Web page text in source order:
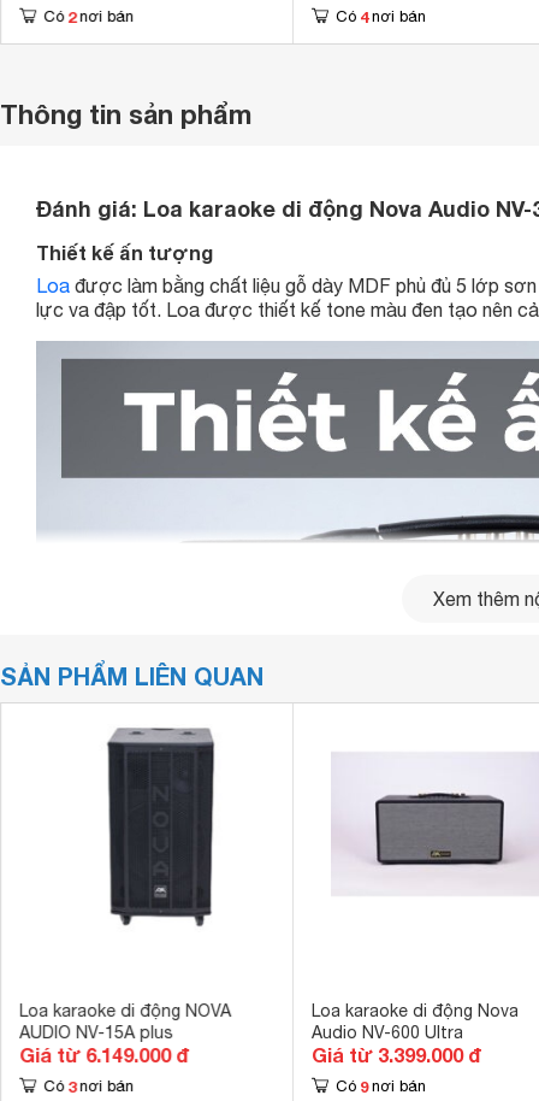
Có 2 nơi bán Có 4 nơi bán
Thông tin sản phẩm
Đánh giá: Loa karaoke di động Nova Audio
Thiết kế ấn tượng
Loa được làm bằng chất liệu gỗ dày MDF phủ đủ 5 lớp
lực va đập tốt. Loa được thiết kế tone màu đen tạo nên
Bo mạch nằm mặt trên, nhỏ gọn đem lại sự tiện lợi cho
Xem thêm
SẢN PHẨM LIÊN QUAN
Loa karaoke di động NOVA
AUDIO NV-15A plus
Giá từ 6.149.000 đ
Có 3 nơi bán
Loa karaoke di động Nova
Audio NV-600 Ultra
Giá từ 3.399.000 đ
Có 9 nơi bán